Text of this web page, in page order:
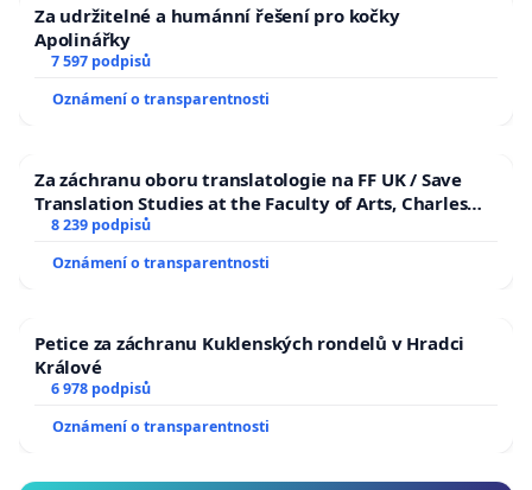
Za udržitelné a humánní řešení pro kočky
Apolinářky
7 597 podpisů
Oznámení o transparentnosti
Za záchranu oboru translatologie na FF UK / Save
Translation Studies at the Faculty of Arts, Charles
University
8 239 podpisů
Oznámení o transparentnosti
Petice za záchranu Kuklenských rondelů v Hradci
Králové
6 978 podpisů
Oznámení o transparentnosti